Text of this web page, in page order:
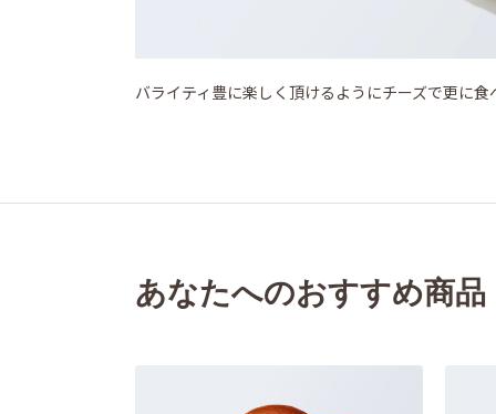
バライティ豊に楽しく頂けるようにチーズで更に食
あなたへのおすすめ商品